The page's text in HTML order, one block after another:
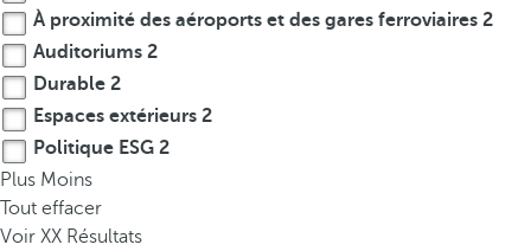
n
o
n
t
h
p
o
p
À proximité des aéroports et des gares ferroviaires 2
Auditoriums 2
Durable 2
Espaces extérieurs 2
Politique ESG 2
Plus Moins
Tout effacer
Voir XX Résultats